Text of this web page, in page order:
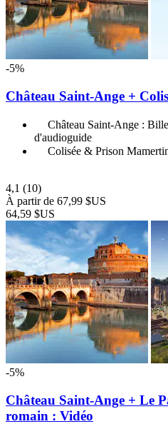
-5%
Château Saint-Ange +
Château Saint-Ange :
d'audioguide
Colisée & Prison
4,1 (10)
À partir de 67,99 $US
64,59 $US
-5%
Château Saint-Ange + Le
romain : Vidéo